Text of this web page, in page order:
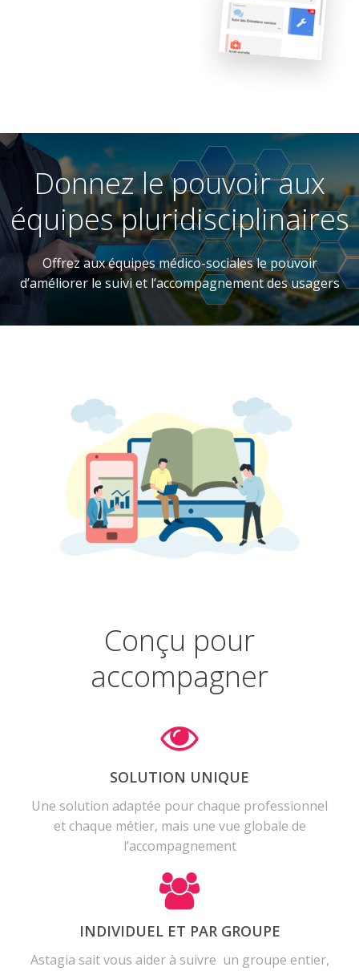
Donnez le pouvoir aux
équipes pluridisciplinaires
Offrez aux équipes médico-sociales le pouvoir
d’améliorer le suivi et l’accompagnement des usagers
Conçu pour
accompagner
SOLUTION UNIQUE
Une solution adaptée pour chaque professionnel
et chaque métier, mais une vue globale de
l’accompagnement
INDIVIDUEL ET PAR GROUPE
Astagia sait vous aider à suivre un groupe entier,